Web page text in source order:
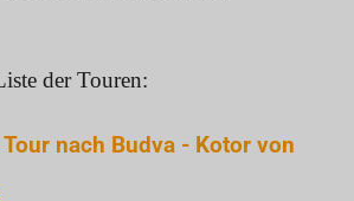
der Touren:
nach Budva - Kotor von